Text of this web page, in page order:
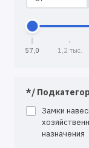
57,0 1,2 тыс.
*/
Замки
назначения